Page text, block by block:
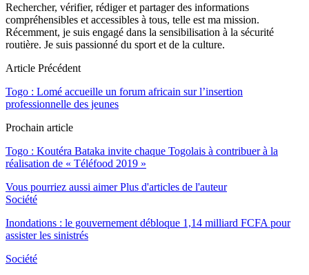
Rechercher, vérifier, rédiger et partager des informations
compréhensibles et accessibles à tous, telle est ma mission.
Récemment, je suis engagé dans la sensibilisation à la sécurité
routière. Je suis passionné du sport et de la culture.
Article Précédent
Togo : Lomé accueille un forum africain sur l’insertion
professionnelle des jeunes
Prochain article
Togo : Koutéra Bataka invite chaque Togolais à contribuer à la
réalisation de « Téléfood 2019 »
Vous pourriez aussi aimer Plus d'articles de l'auteur
Société
Inondations : le gouvernement débloque 1,14 milliard FCFA pour
assister les sinistrés
Société